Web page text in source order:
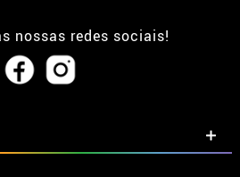
nossas redes sociais!